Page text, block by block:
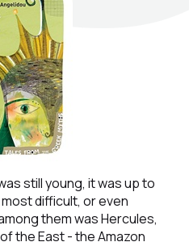
still young, it was up to
difficult, or even
them was Hercules,
the East - the Amazon